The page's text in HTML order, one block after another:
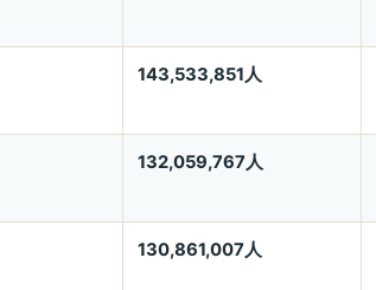
143,533,851人
132,059,767人
130,861,007人